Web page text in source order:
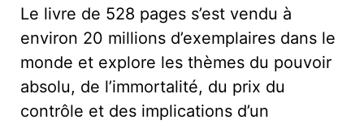
Le livre de 528 pages s’est vendu à
environ 20 millions d’exemplaires dans le
monde et explore les thèmes du pouvoir
absolu, de l’immortalité, du prix du
contrôle et des implications d’un